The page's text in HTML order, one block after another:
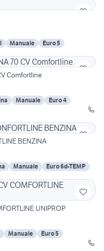
Manuale
Euro 5
Comfortline
Manuale
Euro 4
BENZINA
Manuale Euro 6d-TEMP
UNIPROP
Manuale
Euro 5